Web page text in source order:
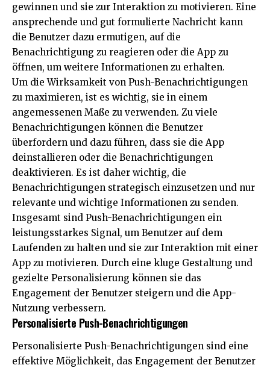
gewinnen und sie zur Interaktion zu motivieren. Eine
ansprechende und gut formulierte Nachricht kann
die Benutzer dazu ermutigen, auf die
Benachrichtigung zu reagieren oder die App zu
öffnen, um weitere Informationen zu erhalten.
Um die Wirksamkeit von Push-Benachrichtigungen
zu maximieren, ist es wichtig, sie in einem
angemessenen Maße zu verwenden. Zu viele
Benachrichtigungen können die Benutzer
überfordern und dazu führen, dass sie die App
deinstallieren oder die Benachrichtigungen
deaktivieren. Es ist daher wichtig, die
Benachrichtigungen strategisch einzusetzen und nur
relevante und wichtige Informationen zu senden.
Insgesamt sind Push-Benachrichtigungen ein
leistungsstarkes Signal, um Benutzer auf dem
Laufenden zu halten und sie zur Interaktion mit einer
App zu motivieren. Durch eine kluge Gestaltung und
gezielte Personalisierung können sie das
Engagement der Benutzer steigern und die App-
Nutzung verbessern.
Personalisierte Push-Benachrichtigungen
Personalisierte Push-Benachrichtigungen sind eine
effektive Möglichkeit, das Engagement der Benutzer